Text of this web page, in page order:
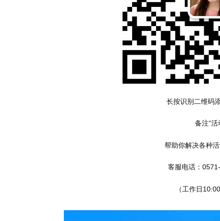
长按识别二维码
备注“活
帮助你解决各种
客服电话：
（工作日